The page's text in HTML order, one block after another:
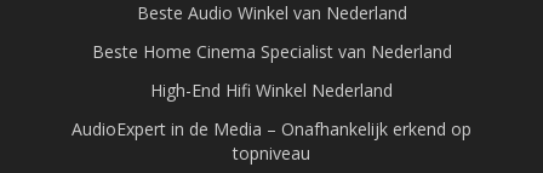
Beste Audio Winkel van Nederland
Beste Home Cinema Specialist van Nederland
High-End Hifi Winkel Nederland
AudioExpert in de Media – Onafhankelijk erkend op
topniveau